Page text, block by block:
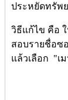
ประหยัดทรัพ
วิธีแก้ไข คือ ใ
สอบรายชื่อซ
แล้วเลือก "เ